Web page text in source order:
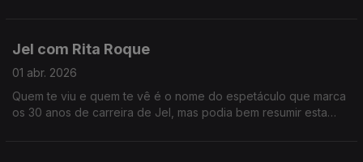
Jel com Rita Roque
01 abr. 2026
Quem te viu e quem te vê é o nome do espetáculo que marca
os 30 anos de carreira de Jel, mas podia bem resumir esta